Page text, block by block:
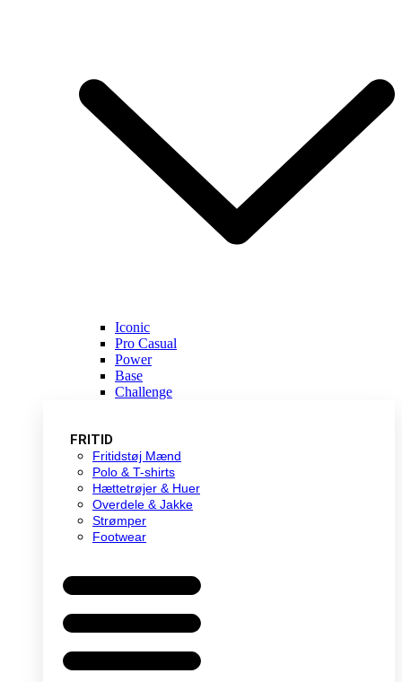
Iconic
Pro Casual
Power
Base
Challenge
FRITID
Fritidstøj Mænd
Polo & T-shirts
Hættetrøjer & Huer
Overdele & Jakke
Strømper
Footwear